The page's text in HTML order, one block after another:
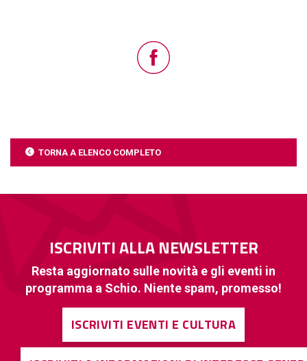
TORNA A ELENCO COMPLETO
ISCRIVITI ALLA NEWSLETTER
Resta aggiornato sulle novità e gli eventi in
programma a Schio. Niente spam, promesso!
ISCRIVITI EVENTI E CULTURA